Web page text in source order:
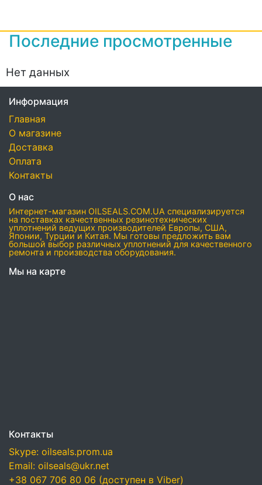
Последние просмотренные
Нет данных
Информация
Главная
О магазине
Доставка
Оплата
Контакты
О нас
Интернет-магазин OILSEALS.COM.UA специализируется
на поставках качественных резинотехнических
уплотнений ведущих производителей Европы, США,
Японии, Турции и Китая. Мы готовы предложить вам
большой выбор различных уплотнений для качественного
ремонта и производства оборудования.
Мы на карте
Контакты
Skype: oilseals.prom.ua
Email: oilseals@ukr.net
+38 067 706 80 06 (доступен в Viber)